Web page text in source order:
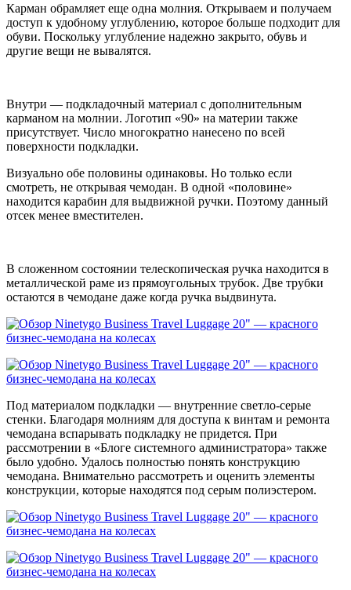
Карман обрамляет еще одна молния. Открываем и получаем
доступ к удобному углублению, которое больше подходит для
обуви. Поскольку углубление надежно закрыто, обувь и
другие вещи не вывалятся.
Внутри — подкладочный материал с дополнительным
карманом на молнии. Логотип «90» на материи также
присутствует. Число многократно нанесено по всей
поверхности подкладки.
Визуально обе половины одинаковы. Но только если
смотреть, не открывая чемодан. В одной «половине»
находится карабин для выдвижной ручки. Поэтому данный
отсек менее вместителен.
В сложенном состоянии телескопическая ручка находится в
металлической раме из прямоугольных трубок. Две трубки
остаются в чемодане даже когда ручка выдвинута.
Под материалом подкладки — внутренние светло-серые
стенки. Благодаря молниям для доступа к винтам и ремонта
чемодана вспарывать подкладку не придется. При
рассмотрении в «Блоге системного администратора» также
было удобно. Удалось полностью понять конструкцию
чемодана. Внимательно рассмотреть и оценить элементы
конструкции, которые находятся под серым полиэстером.